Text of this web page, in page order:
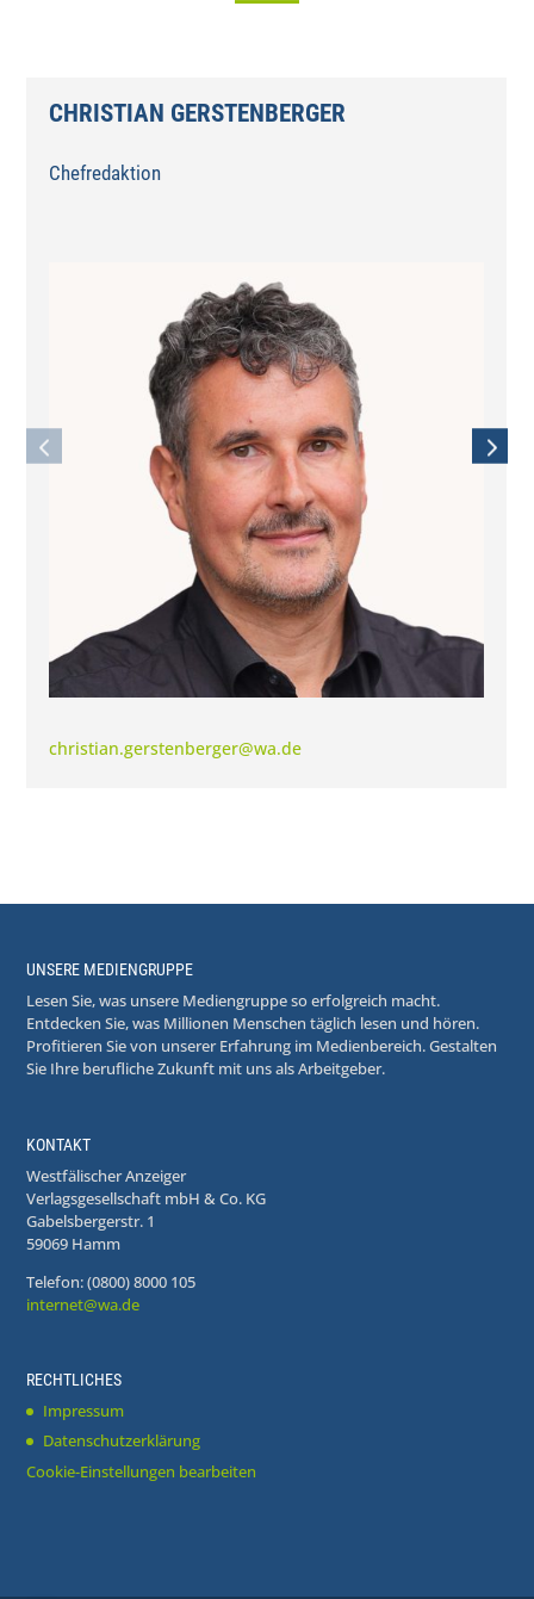
CHRISTIAN GERSTENBERGER
Chefredaktion
christian.gerstenberger@wa.de
UNSERE MEDIENGRUPPE
Lesen Sie, was unsere Mediengruppe so erfolgreich macht.
Entdecken Sie, was Millionen Menschen täglich lesen und hören.
Profitieren Sie von unserer Erfahrung im Medienbereich. Gestalten
Sie Ihre berufliche Zukunft mit uns als Arbeitgeber.
KONTAKT
Westfälischer Anzeiger
Verlagsgesellschaft mbH & Co. KG
Gabelsbergerstr. 1
59069 Hamm
Telefon: (0800) 8000 105
internet@wa.de
RECHTLICHES
Impressum
Datenschutzerklärung
Cookie-Einstellungen bearbeiten